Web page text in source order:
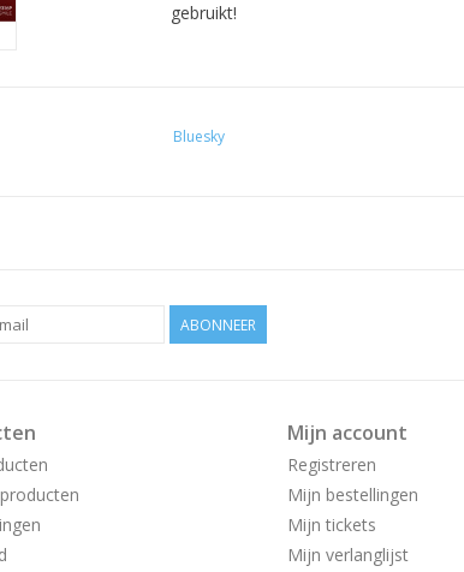
gebruikt!
Bluesky
ABONNEER
Mijn account
Registreren
Mijn bestellingen
Mijn tickets
Mijn verlanglijst